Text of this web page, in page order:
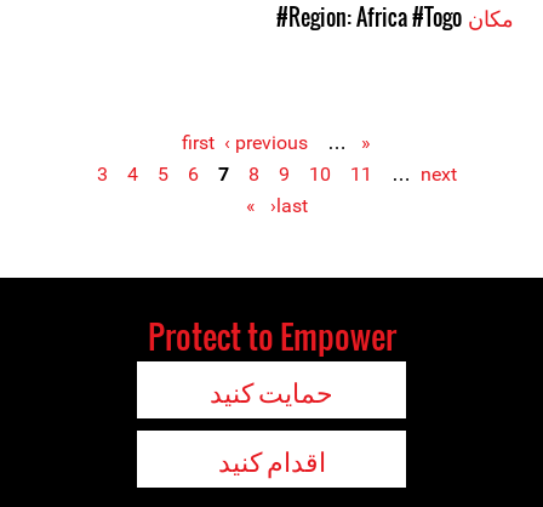
#Region: Africa#Togo
Pages
« first
‹ previous
…
3
4 5 6 7 8 9 10 11 … next
›last »
Protect to Empower
حمایت کنید
اقدام کنید